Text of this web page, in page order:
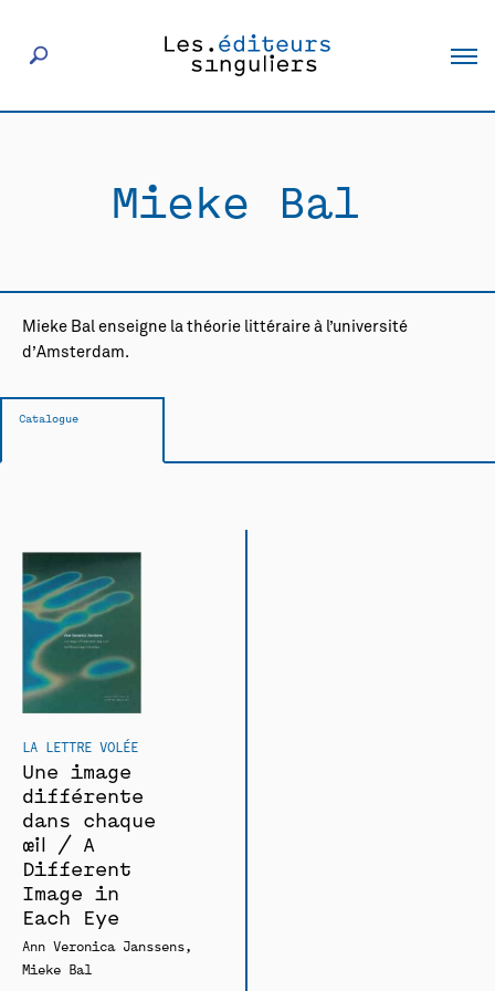
Actualités
Rencontres
Mieke Bal
Mieke Bal enseigne la théorie littéraire à l’université
d’Amsterdam.
Catalogue
LA LETTRE VOLÉE
Une image
différente
dans chaque
oeil / A
Different
Image in
Each Eye
Ann Veronica Janssens
Mieke Bal